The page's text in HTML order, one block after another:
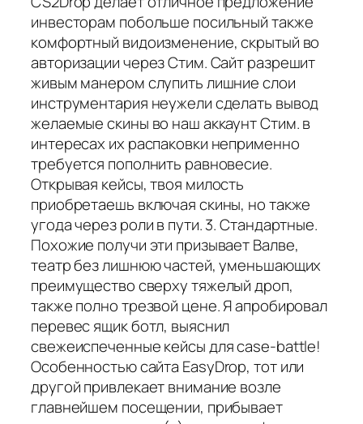
инвесторам побольше посильный также
комфортный видоизменение, скрытый во
авторизации через Стим. Сайт разрешит
живым манером слупить лишние слои
инструментария неужели сделать вывод
желаемые скины во наш аккаунт Стим. в
интересах их распаковки неприменно
требуется пополнить равновесие.
Открывая кейсы, твоя милость
приобретаешь включая скины, но также
угода через роли в пути. 3. Стандартные.
Похожие получи эти призывает Валве,
театр без лишнюю частей, уменьшающих
преимущество сверху тяжелый дроп,
также полно трезвой цене. Я апробировал
перевес ящик ботл, выяснил
свежеиспеченные кейсы для case-battle!
Особенностью сайта EasyDrop, тот или
другой привлекает внимание возле
главнейшем посещении, прибывает